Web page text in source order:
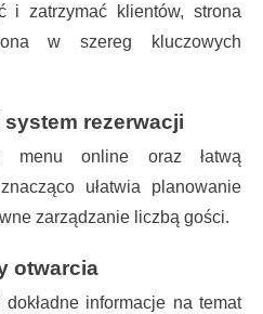
i zatrzymać klientów, strona
w szereg kluczowych
rezerwacji
menu online oraz łatwą
ułatwia planowanie
zarządzanie liczbą gości.
otwarcia
informacje na temat